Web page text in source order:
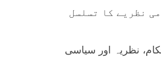
نظریے کا تسلسل
نظریہ اور سیاسی